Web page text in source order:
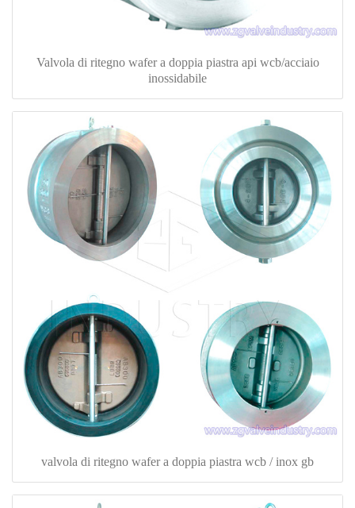
Valvola di ritegno wafer a doppia piastra api wcb/acciaio
inossidabile
valvola di ritegno wafer a doppia piastra wcb / inox gb